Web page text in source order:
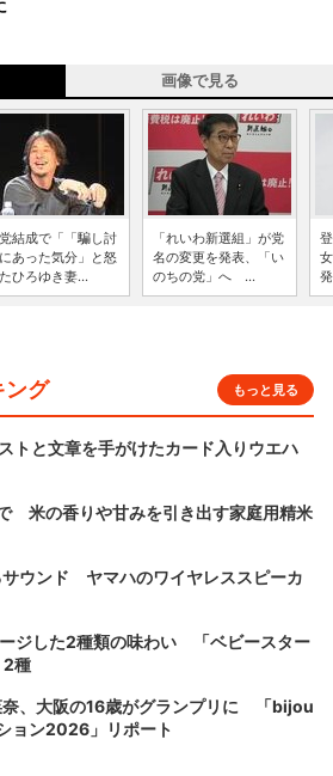
画像で見る
結成で「「騙し討
あった気分」と怒
ひろゆき妻...
「れいわ新選組」が党
名の変更を発表、「い
のちの党」へ ...
ング もっと見る
トと文章を手がけたカード入りウエハ
米の香りや甘みを引き出す家庭用精米
サウンド ヤマハのワイヤレススピーカ
ージした2種類の味わい 「ベビースター
2種
奈、大阪の16歳がグランプリに 「bijou
ョン2026」リポート